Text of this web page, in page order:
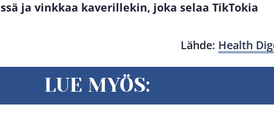
ja vinkkaa kaverillekin, joka selaa TikTokia
Lähde: Health
LUE MYÖS: